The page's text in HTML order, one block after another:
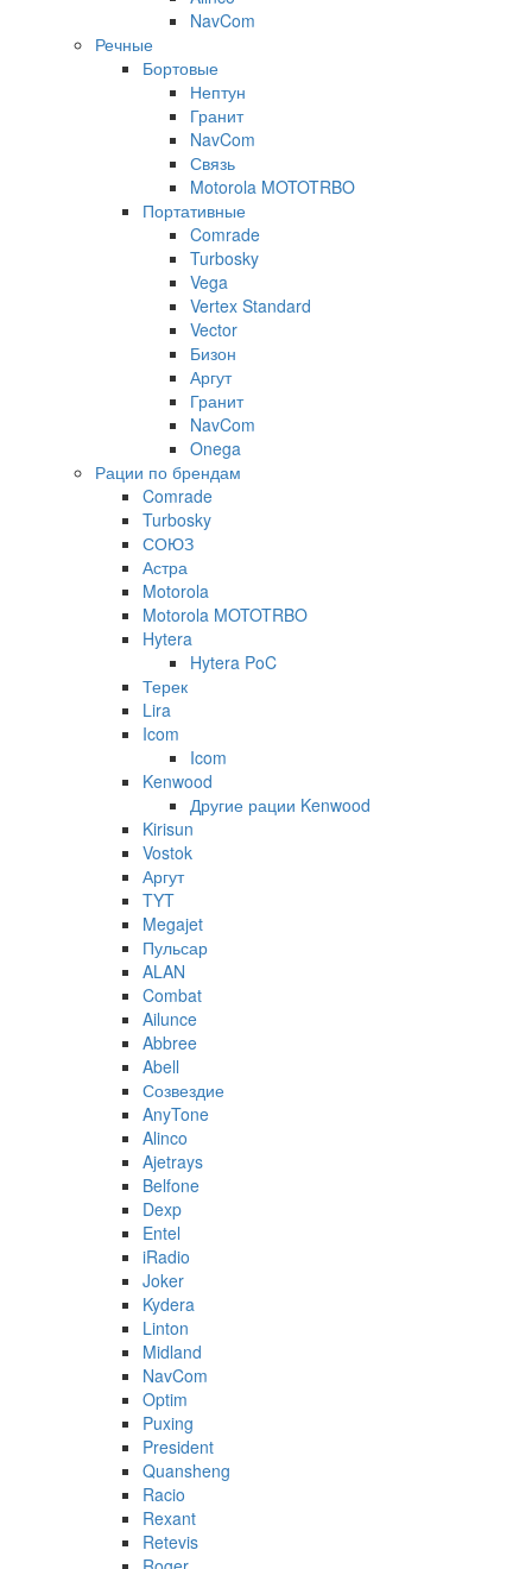
NavCom
Речные
Бортовые
Нептун
Гранит
NavCom
Связь
Motorola MOTOTRBO
Портативные
Comrade
Turbosky
Vega
Vertex Standard
Vector
Бизон
Аргут
Гранит
NavCom
Onega
Рации по брендам
Comrade
Turbosky
СОЮЗ
Астра
Motorola
Motorola MOTOTRBO
Hytera
Hytera PoC
Терек
Lira
Icom
Icom
Kenwood
Другие рации Kenwood
Kirisun
Vostok
Аргут
TYT
Megajet
Пульсар
ALAN
Combat
Ailunce
Abbree
Abell
Созвездие
AnyTone
Alinco
Ajetrays
Belfone
Dexp
Entel
iRadio
Joker
Kydera
Linton
Midland
NavCom
Optim
Puxing
President
Quansheng
Racio
Rexant
Retevis